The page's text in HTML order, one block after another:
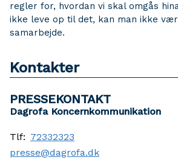
regler for, hvordan vi skal omgås
ikke leve op til det, kan man ikke
samarbejde.
Kontakter
PRESSEKONTAKT
Dagrofa Koncernkommunikation
Tlf: 72332323
presse@dagrofa.dk